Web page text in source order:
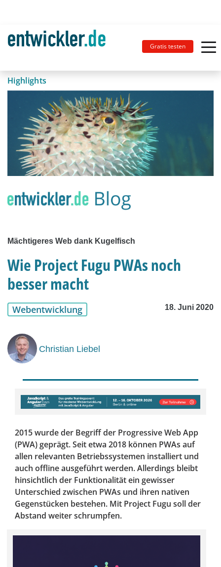
Gratis testen
Highlights
Mächtigeres Web dank Kugelfisch
Wie Project Fugu PWAs noch
besser macht
Webentwicklung 18. Juni 2020
Christian Liebel
2015 wurde der Begriff der Progressive Web App
(PWA) geprägt. Seit etwa 2018 können PWAs auf
allen relevanten Betriebssystemen installiert und
auch offline ausgeführt werden. Allerdings bleibt
hinsichtlich der Funktionalität ein gewisser
Unterschied zwischen PWAs und ihren nativen
Gegenstücken bestehen. Mit Project Fugu soll der
Abstand weiter schrumpfen.